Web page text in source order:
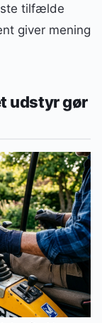
tilfælde
giver mening
udstyr gør